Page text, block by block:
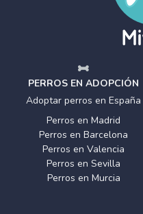
PERROS EN ADOPCIÓN
Adoptar perros en España
Perros en Madrid
Perros en Barcelona
Perros en Valencia
Perros en Sevilla
Perros en Murcia